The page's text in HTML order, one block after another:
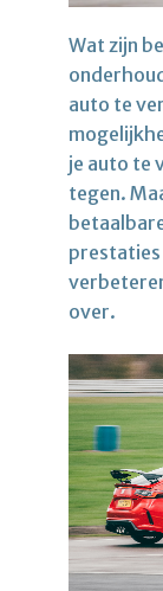
Wat zijn
auto te
je auto te
tegen.
prestaties
over.